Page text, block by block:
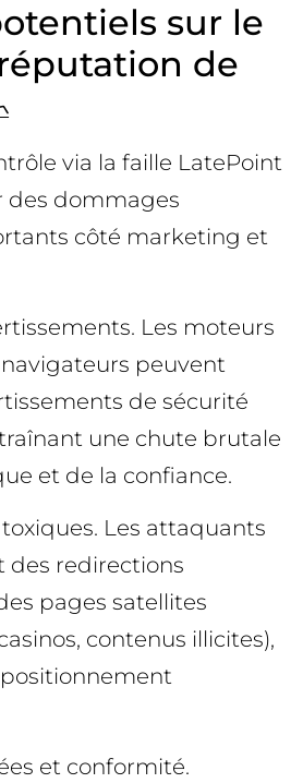
sur le
de
via la faille LatePoint
des dommages
côté marketing et
Les moteurs
peuvent
de sécurité
une chute brutale
et de la confiance.
Les attaquants
des redirections
pages satellites
contenus illicites),
et conformité.